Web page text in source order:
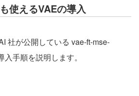
使えるVAEの導入
社が公開している vae-ft-mse-
手順を説明します。